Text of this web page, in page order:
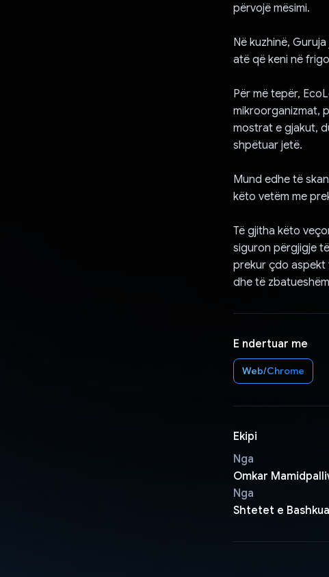
përvojë mësimi.
Në kuzhinë,
atë që keni në
Për më tepër,
mikroorganizmat,
mostrat e gjakut,
shpëtuar jetë.
Mund edhe të
këto vetëm me
Të gjitha këto
siguron përgjigje
prekur çdo aspekt
dhe të
E ndertuar me
Web/Chrome
Ekipi
Nga
Omkar
Nga
Shtetet e